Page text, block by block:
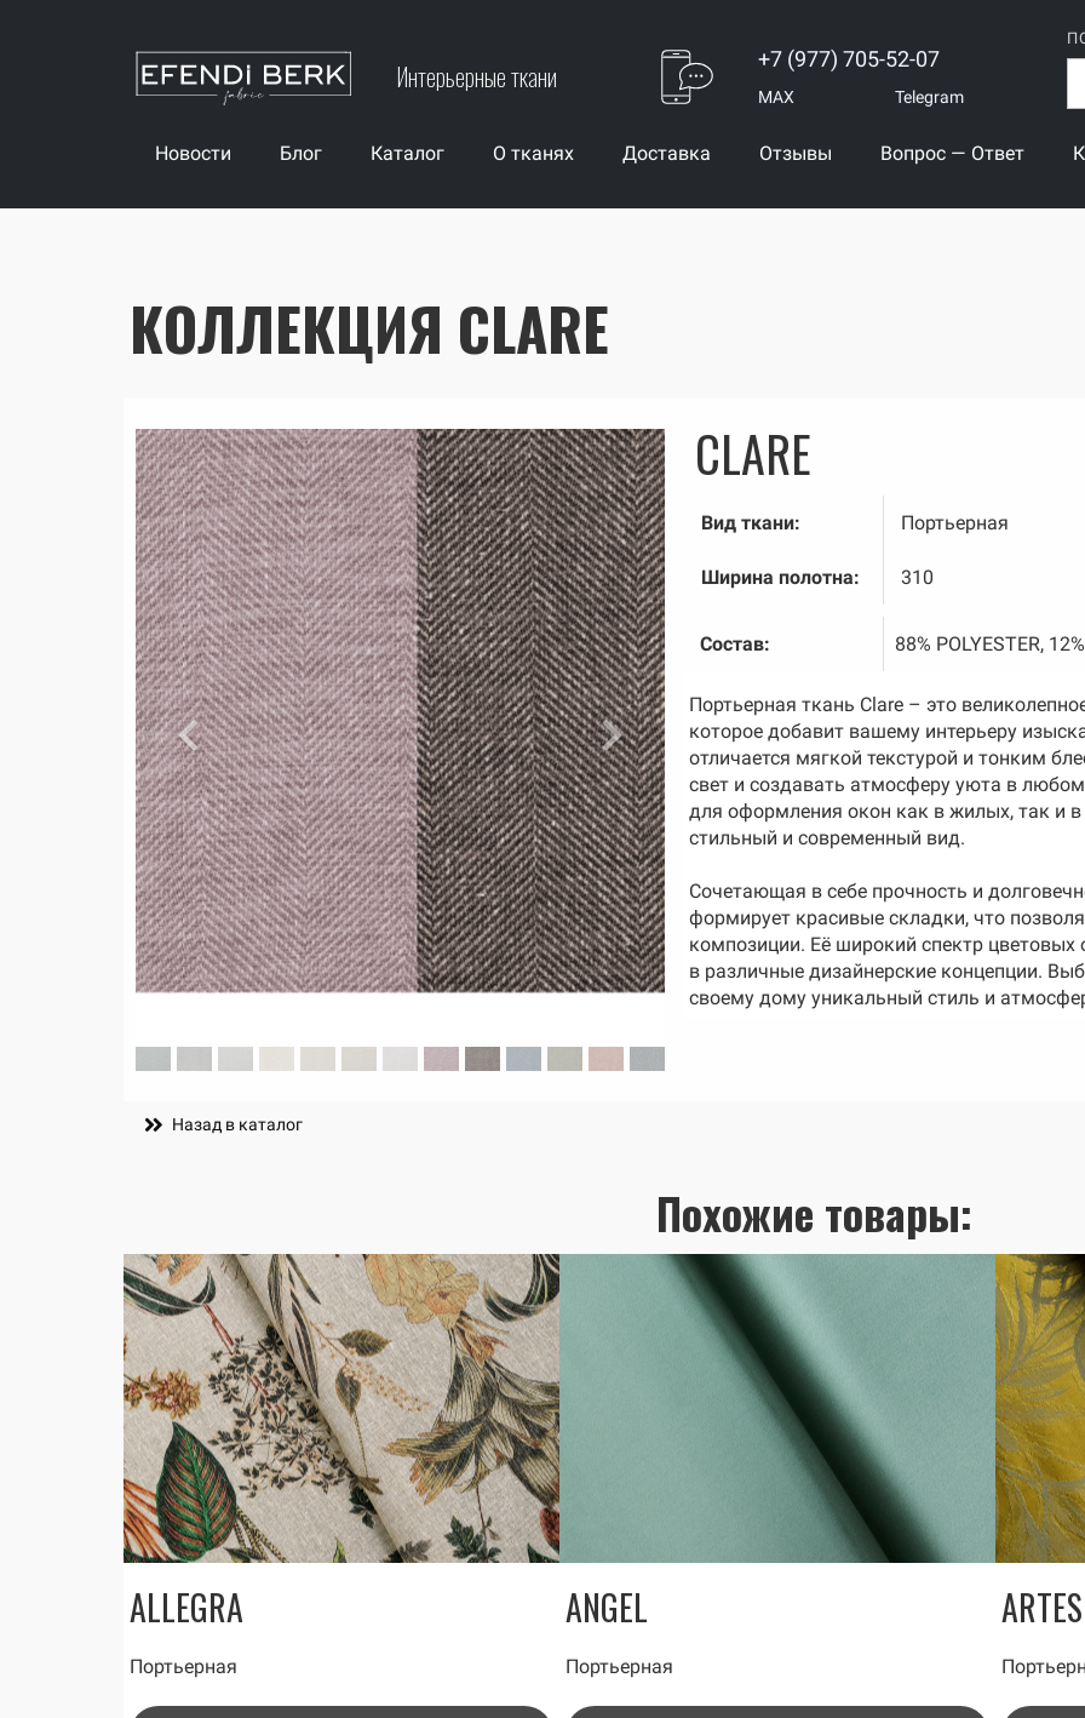
Интерьерные ткани +7 (977) 705-52-07
MAX Telegram
Новости Блог Каталог О тканях Доставка Отзывы Вопрос — Ответ
КОЛЛЕКЦИЯ CLARE
CLARE
Вид ткани: Портьерная
Ширина полотна: 310
Состав: 88% POLYESTER,
Портьерная ткань Clare – это
которое добавит вашему интерьеру
отличается мягкой текстурой и тонким
свет и создавать атмосферу уюта в
для оформления окон как в жилых, так и
стильный и современный вид.
Сочетающая в себе прочность и
формирует красивые складки, что
композиции. Её широкий спектр цветовых
в различные дизайнерские концепции.
своему дому уникальный стиль и
Назад в каталог
Похожие товары:
ALLEGRA
Портьерная
ANGEL
Портьерная